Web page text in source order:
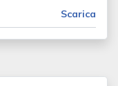
Scarica